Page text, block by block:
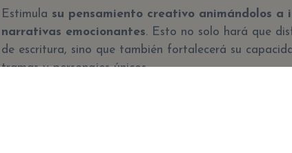
Estimula su pensamiento creativo animándolos a
narrativas emocionantes. Esto no solo hará que
de escritura, sino que también fortalecerá su
tramas y personajes únicos.
2. Juegos de Palabras y